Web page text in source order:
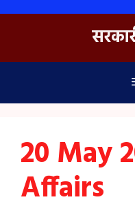
Skip
20 May
Affairs